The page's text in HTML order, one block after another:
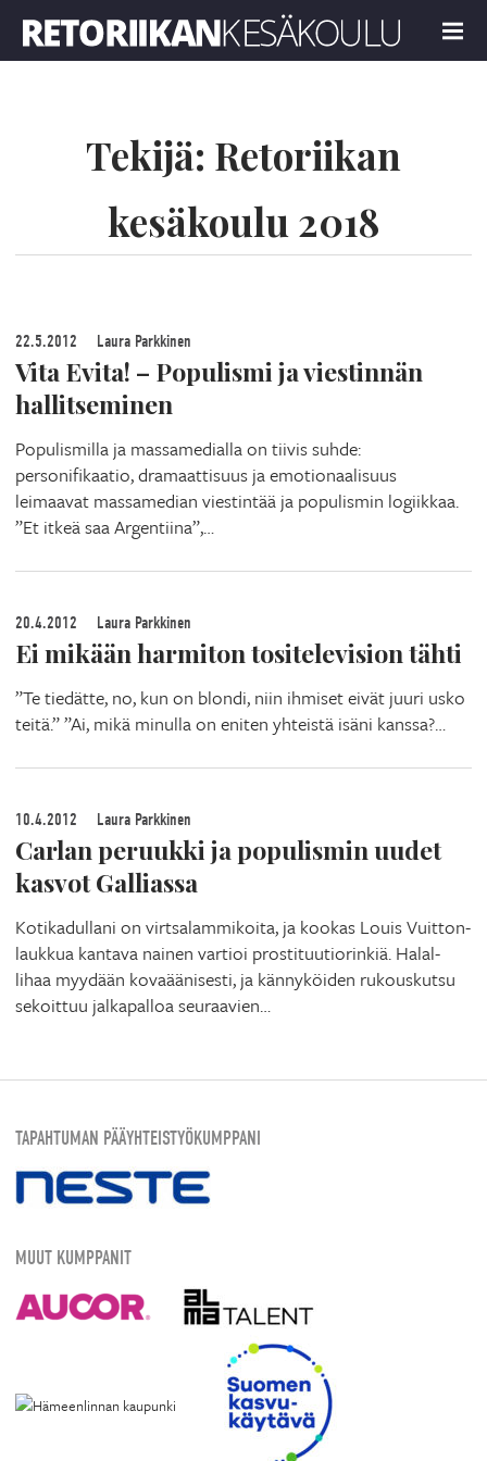
MENU
Tekijä: Retoriikan
kesäkoulu 2018
22.5.2012 Laura Parkkinen
Vita Evita! – Populismi ja viestinnän
hallitseminen
Populismilla ja massamedialla on tiivis suhde:
personifikaatio, dramaattisuus ja emotionaalisuus
leimaavat massamedian viestintää ja populismin logiikkaa.
”Et itkeä saa Argentiina”,…
20.4.2012 Laura Parkkinen
Ei mikään harmiton tositelevision tähti
”Te tiedätte, no, kun on blondi, niin ihmiset eivät juuri usko
teitä.” ”Ai, mikä minulla on eniten yhteistä isäni kanssa?…
10.4.2012 Laura Parkkinen
Carlan peruukki ja populismin uudet
kasvot Galliassa
Kotikadullani on virtsalammikoita, ja kookas Louis Vuitton-
laukkua kantava nainen vartioi prostituutiorinkiä. Halal-
lihaa myydään kovaäänisesti, ja kännyköiden rukouskutsu
sekoittuu jalkapalloa seuraavien…
TAPAHTUMAN PÄÄYHTEISTYÖKUMPPANI
MUUT KUMPPANIT